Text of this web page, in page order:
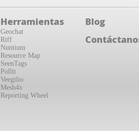
Herramientas
Geochat
Riff
Nuntium
Resource Map
SeenTags
Pollit
Veegilio
Mesh4x
Reporting Wheel
Blog